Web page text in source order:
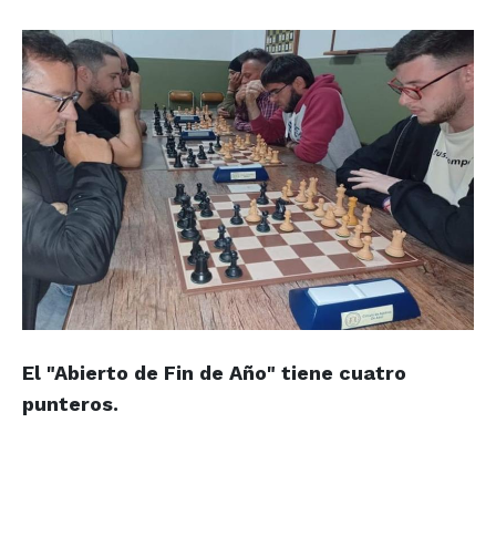
El "Abierto de Fin de Año" tiene cuatro
punteros.